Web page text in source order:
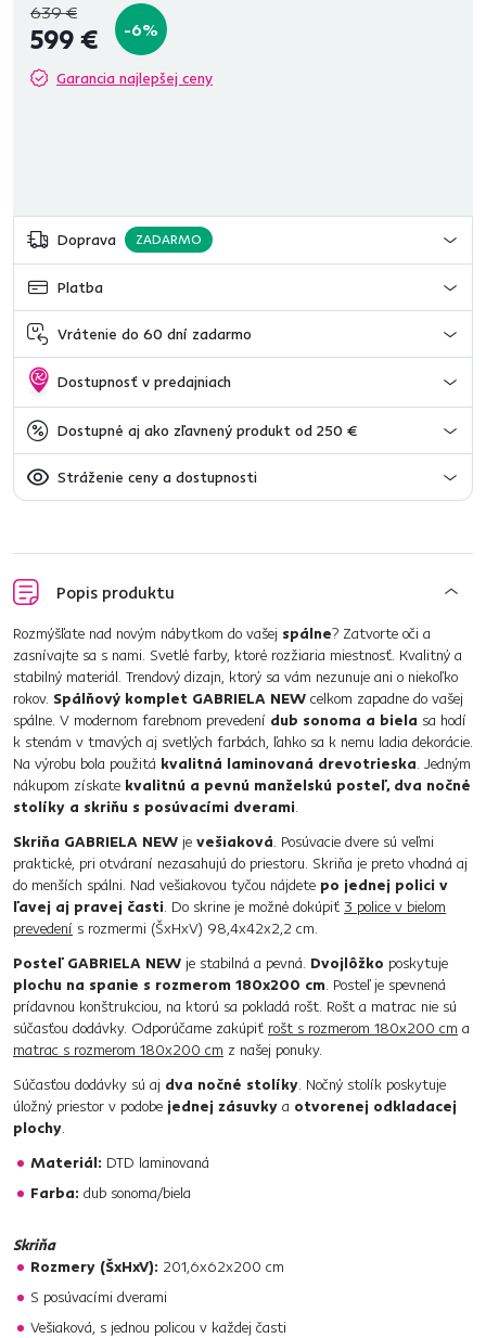
639 €
599 € -6%
Garancia najlepšej ceny
Doprava ZADARMO
Platba
Vrátenie do 60 dní zadarmo
Dostupnosť v predajniach
Dostupné aj ako zľavnený produkt od 250 €
Stráženie ceny a dostupnosti
Popis produktu
Rozmýšľate nad novým nábytkom do vašej spálne? Zatvorte oči a
zasnívajte sa s nami. Svetlé farby, ktoré rozžiaria miestnosť. Kvalitný a
stabilný materiál. Trendový dizajn, ktorý sa vám nezunuje ani o niekoľko
rokov. Spálňový komplet GABRIELA NEW celkom zapadne do vašej
spálne. V modernom farebnom prevedení dub sonoma a biela sa hodí
k stenám v tmavých aj svetlých farbách, ľahko sa k nemu ladia dekorácie.
Na výrobu bola použitá kvalitná laminovaná drevotrieska. Jedným
nákupom získate kvalitnú a pevnú manželskú posteľ, dva nočné
stolíky a skriňu s posúvacími dverami.
Skriňa GABRIELA NEW je vešiaková. Posúvacie dvere sú veľmi
praktické, pri otváraní nezasahujú do priestoru. Skriňa je preto vhodná aj
do menších spálni. Nad vešiakovou tyčou nájdete po jednej polici v
ľavej aj pravej časti. Do skrine je možné dokúpiť 3 police v bielom
prevedení s rozmermi (ŠxHxV) 98,4x42x2,2 cm.
Posteľ GABRIELA NEW je stabilná a pevná. Dvojlôžko poskytuje
plochu na spanie s rozmerom 180x200 cm. Posteľ je spevnená
prídavnou konštrukciou, na ktorú sa pokladá rošt. Rošt a matrac nie sú
súčasťou dodávky. Odporúčame zakúpiť rošt s rozmerom 180x200 cm a
matrac s rozmerom 180x200 cm z našej ponuky.
Súčasťou dodávky sú aj dva nočné stolíky. Nočný stolík poskytuje
úložný priestor v podobe jednej zásuvky a otvorenej odkladacej
plochy.
Materiál: DTD laminovaná
Farba: dub sonoma/biela
Skriňa
Rozmery (ŠxHxV): 201,6x62x200 cm
S posúvacími dverami
Vešiaková, s jednou policou v každej časti